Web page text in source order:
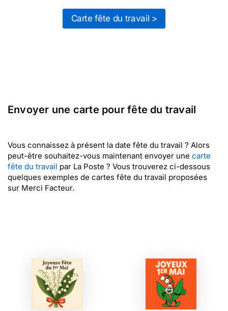
Carte fête du travail >
Envoyer une carte pour fête du travail
Vous connaissez à présent la date fête du travail ? Alors
peut-être souhaitez-vous maintenant envoyer une carte
fête du travail par La Poste ? Vous trouverez ci-dessous
quelques exemples de cartes fête du travail proposées
sur Merci Facteur.